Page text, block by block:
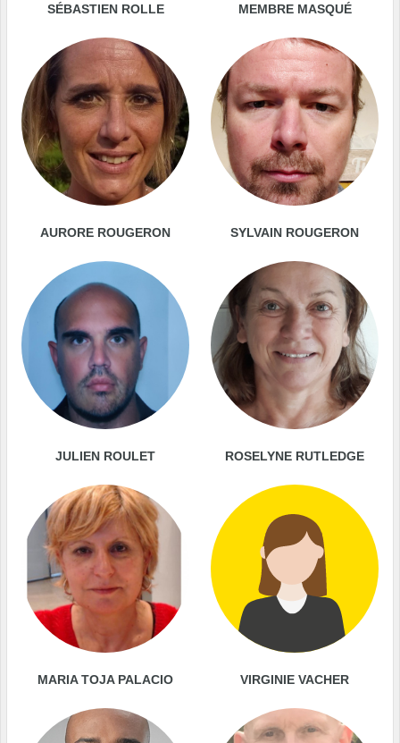
SÉBASTIEN ROLLE MEMBRE MASQUÉ
AURORE ROUGERON SYLVAIN ROUGERON
JULIEN ROULET ROSELYNE RUTLEDGE
MARIA TOJA PALACIO VIRGINIE VACHER